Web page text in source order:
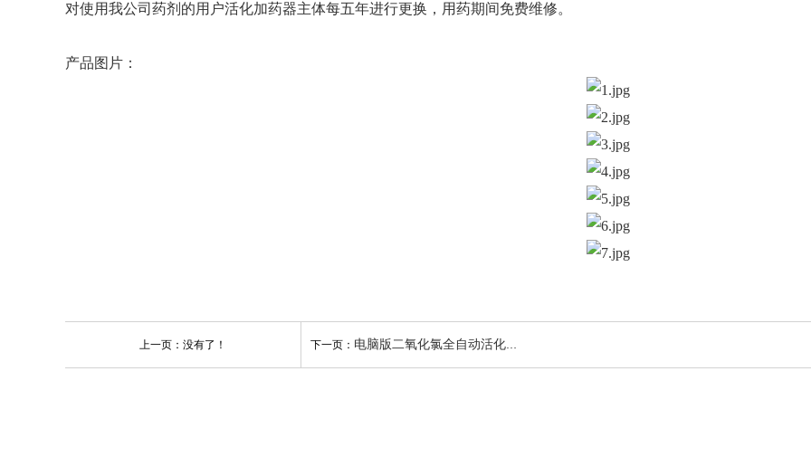
对使用我公司药剂的用户活化加药器主体每五年进行更换，用药期间免费维修。
产品图片：
上一页：没有了！ 下一页： 电脑版二氧化氯全自动活化投加设备，二氧化氯发生器生产厂家